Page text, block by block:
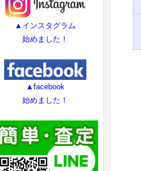
▲インスタグラム
始めました！
▲facebook
始めました！